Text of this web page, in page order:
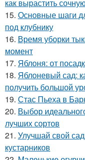
как вырастить
15. Основные шаги
под клубнику
16. Время уборки
момент
17. Яблоня: от
18. Яблоневый сад:
получить большой
19. Стас Пьеха в
20. Выбор
лучших сортов
21. Улучшай свой
кустарников